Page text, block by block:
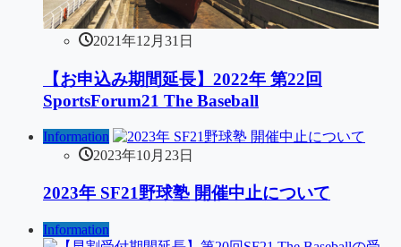
2021年12月31日
【お申込み期間延長】2022年 第22回
SportsForum21 The Baseball
Information
2023年10月23日
2023年 SF21野球塾 開催中止について
Information